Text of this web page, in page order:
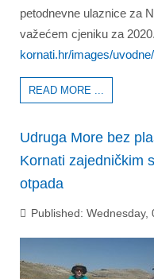
petodnevne ulaznice za
važećem cjeniku za
kornati.hr/images/
READ MORE ...
Udruga More bez
Kornati zajedničkim
otpada
Published: